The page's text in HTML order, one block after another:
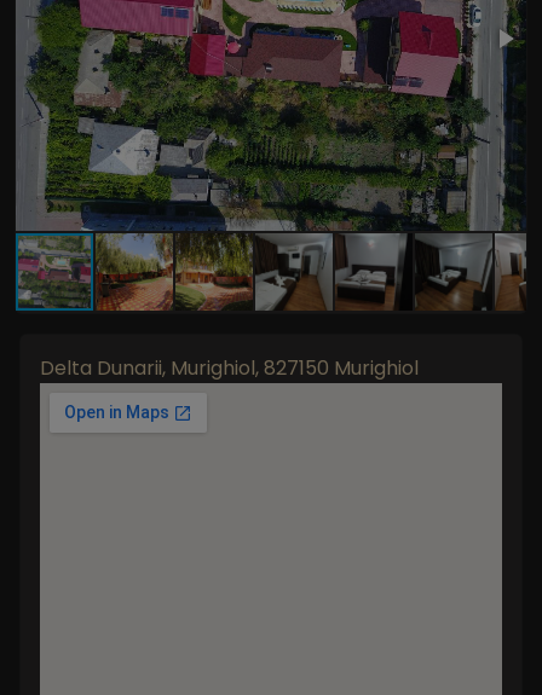
Delta Dunarii, Murighiol, 827150 Murighiol